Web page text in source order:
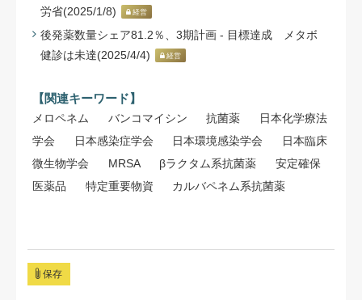
労省(2025/1/8)
経営
後発薬数量シェア81.2％、3期計画 - 目標達成 メタボ
健診は未達(2025/4/4)
経営
【関連キーワード】
メロペネム バンコマイシン 抗菌薬
日本化学療法
学会
日本感染症学会 日本環境感染学会
日本臨床
微生物学会
MRSA βラクタム系抗菌薬
安定確保
医薬品
特定重要物資 カルバペネム系抗菌薬
保存